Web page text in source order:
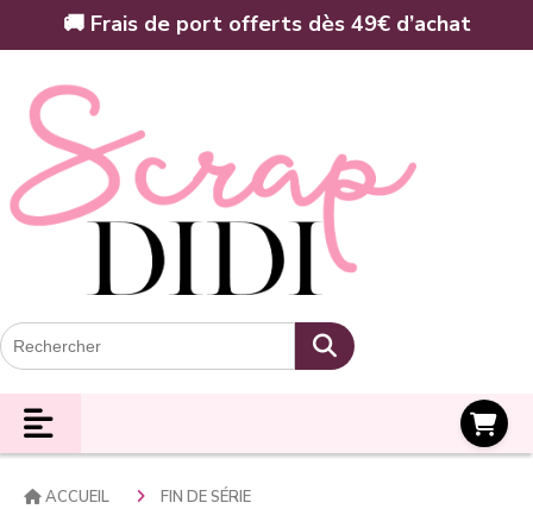
🚚 Frais de port offerts dès 49€ d’achat
ACCUEIL
FIN DE SÉRIE